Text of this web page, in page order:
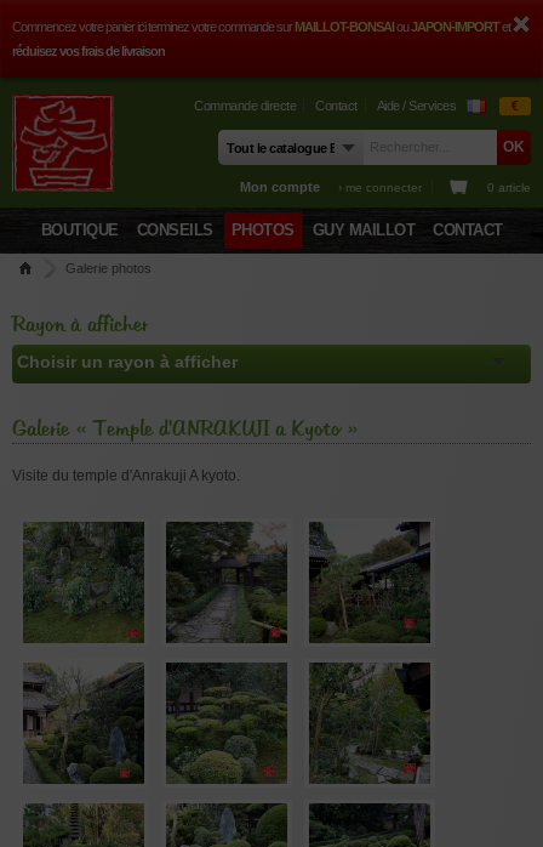
Commencez votre panier ici terminez votre commande surMAILLOT-BONSAIouJAPON-IMPORTet
réduisez vos frais de livraison
Commande directe Contact Aide / Services €
Mon compte › me connecter 0 article
BOUTIQUE CONSEILS PHOTOS GUY MAILLOT CONTACT
Galerie photos
Rayon à afficher
Galerie « Temple d'ANRAKUJI a Kyoto »
Visite du temple d'Anrakuji A kyoto.